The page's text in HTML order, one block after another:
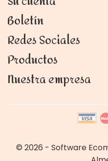
Boletín
Redes Sociales
Productos
Nuestra empresa
© 2026 - Software